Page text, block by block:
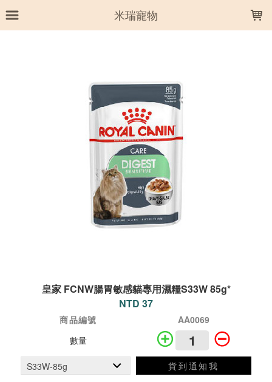
米瑞寵物
皇家 FCNW腸胃敏感貓專用濕糧S33W 85g*
NTD 37
商品編號
AA0069
數量
貨到通知我